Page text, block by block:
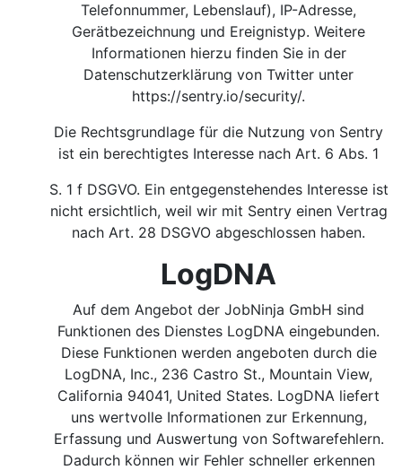
Telefonnummer, Lebenslauf), IP-Adresse,
Gerätbezeichnung und Ereignistyp. Weitere
Informationen hierzu finden Sie in der
Datenschutzerklärung von Twitter unter
https://sentry.io/security/.
Die Rechtsgrundlage für die Nutzung von Sentry
ist ein berechtigtes Interesse nach Art. 6 Abs. 1
S. 1 f DSGVO. Ein entgegenstehendes Interesse ist
nicht ersichtlich, weil wir mit Sentry einen Vertrag
nach Art. 28 DSGVO abgeschlossen haben.
LogDNA
Auf dem Angebot der JobNinja GmbH sind
Funktionen des Dienstes LogDNA eingebunden.
Diese Funktionen werden angeboten durch die
LogDNA, Inc., 236 Castro St., Mountain View,
California 94041, United States. LogDNA liefert
uns wertvolle Informationen zur Erkennung,
Erfassung und Auswertung von Softwarefehlern.
Dadurch können wir Fehler schneller erkennen